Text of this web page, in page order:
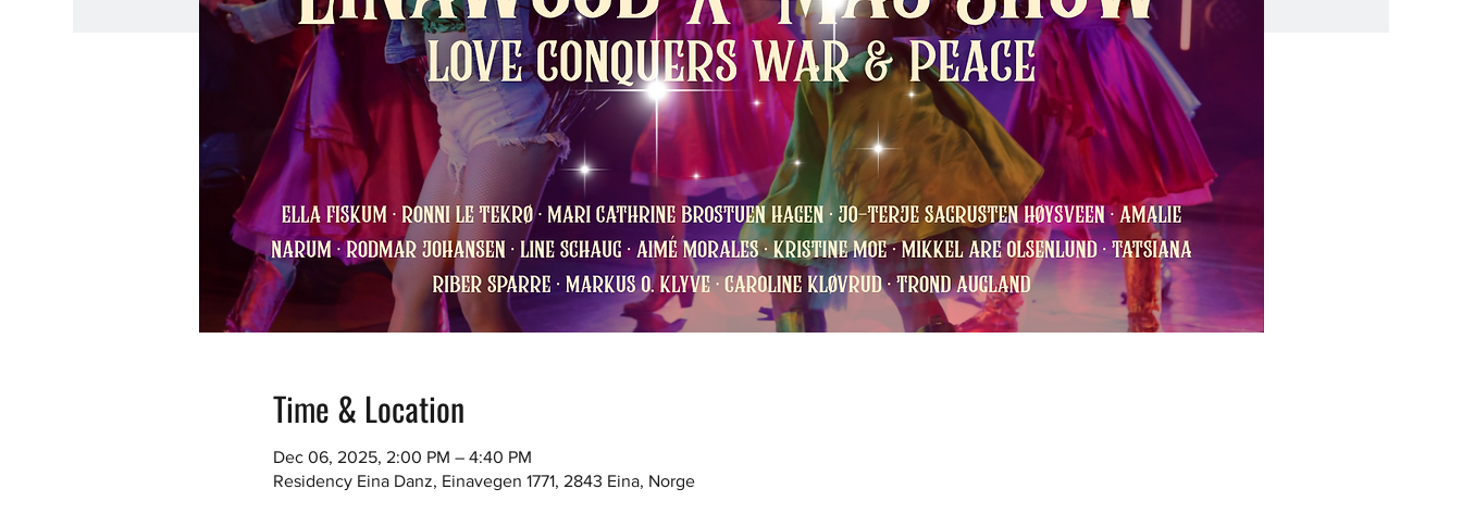
Time & Location
Dec 06, 2025, 2:00 PM – 4:40 PM
Residency Eina Danz, Einavegen 1771, 2843 Eina, Norge